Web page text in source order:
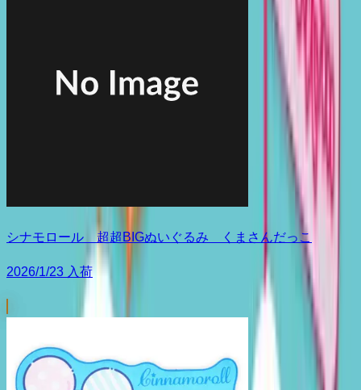
シナモロール 超超BIGぬいぐるみ くまさんだっこ
2026/1/23 入荷